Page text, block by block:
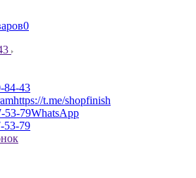
0
84-43
https://t.me/shopfinish
53-79WhatsApp
53-79